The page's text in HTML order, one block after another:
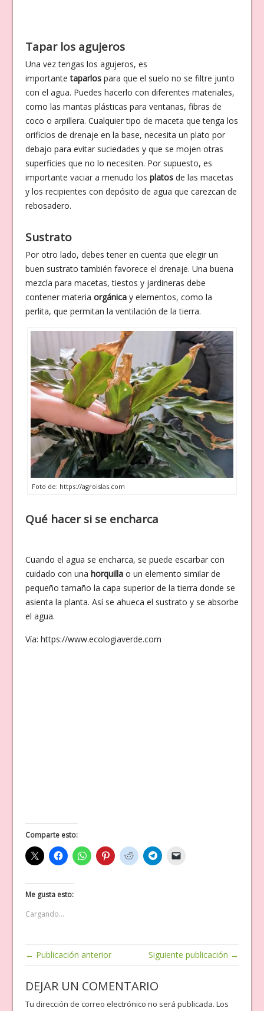
Tapar los agujeros
Una vez tengas los agujeros, es
importantetaparlos para que el suelo no se filtre junto
con el agua. Puedes hacerlo con diferentes materiales,
como las mantas plásticas para ventanas, fibras de
coco o arpillera. Cualquier tipo de maceta que tenga los
orificios de drenaje en la base, necesita un plato por
debajo para evitar suciedades y que se mojen otras
superficies que no lo necesiten. Por supuesto, es
importante vaciar a menudo los platos de las macetas
y los recipientes con depósito de agua que carezcan de
rebosadero.
Sustrato
Por otro lado, debes tener en cuenta que elegir un
buen sustrato también favorece el drenaje. Una buena
mezcla para macetas, tiestos y jardineras debe
contener materia orgánica y elementos, como la
perlita, que permitan la ventilación de la tierra.
Foto de: https://agroislas.com
Qué hacer si se encharca
Cuando el agua se encharca, se puede escarbar con
cuidado con una horquilla o un elemento similar de
pequeño tamaño la capa superior de la tierra donde se
asienta la planta. Así se ahueca el sustrato y se absorbe
el agua.
Vía: https://www.ecologiaverde.com
Comparte esto:
Me gusta esto:
Cargando...
← Publicación anterior Siguiente publicación →
DEJAR UN COMENTARIO
Tu dirección de correo electrónico no será publicada. Los